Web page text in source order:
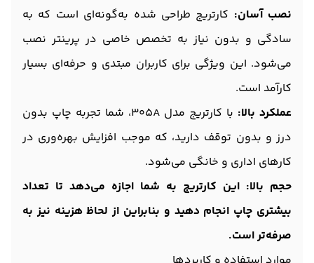
نصب آسان: کارتریج طراحی شده به‌گونه‌ای است که به
سادگی و بدون نیاز به تخصص خاصی در پرینتر نصب
می‌شود. این ویژگی برای کاربران مبتدی و حرفه‌ای بسیار
کارآمد است.
عملکرد بالا:
با کارتریج مدل 305A، شما تجربه چاپ بدون
درز و بدون توقف دارید، که موجب افزایش بهره‌وری در
کارهای اداری و خانگی می‌شود.
حجم بالا: این کارتریج به شما اجازه می‌دهد تا تعداد
بیشتری چاپ انجام دهید و بنابراین از لحاظ هزینه نیز به
صرفه‌تر است.